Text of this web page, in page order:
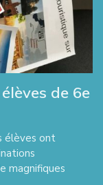
de 6e
élèves ont
magnifiques